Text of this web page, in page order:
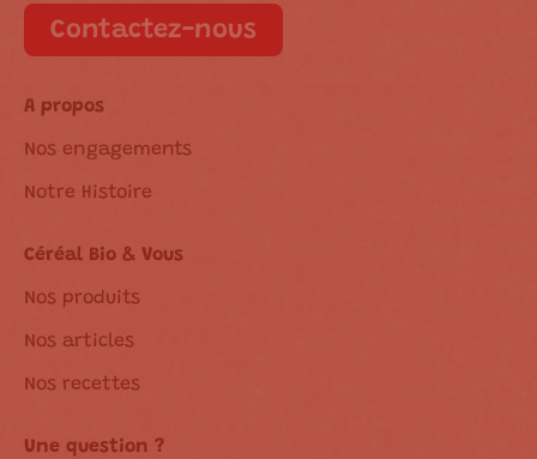
Contactez-nous
A propos
Nos engagements
Notre Histoire
Céréal Bio & Vous
Nos produits
Nos articles
Nos recettes
Une question ?